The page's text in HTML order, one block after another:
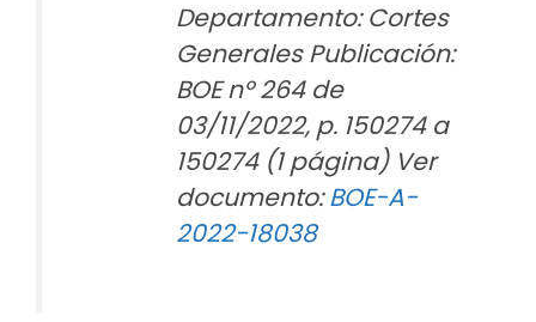
Departamento: Cortes
Generales Publicación:
BOE nº 264 de
03/11/2022, p. 150274 a
150274 (1 página) Ver
documento:BOE-A-
2022-18038